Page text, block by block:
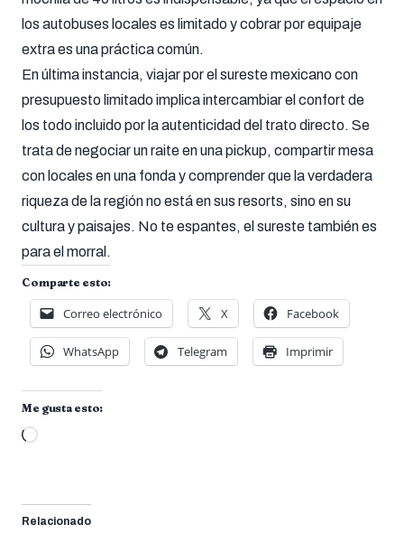
los autobuses locales es limitado y cobrar por equipaje
extra es una práctica común.
En última instancia, viajar por el sureste mexicano con
presupuesto limitado implica intercambiar el confort de
los todo incluido por la autenticidad del trato directo. Se
trata de negociar un raite en una pickup, compartir mesa
con locales en una fonda y comprender que la verdadera
riqueza de la región no está en sus resorts, sino en su
cultura y paisajes. No te espantes, el sureste también es
para el morral.
Comparte esto:
Correo electrónico X Facebook
WhatsApp Telegram Imprimir
Me gusta esto:
Cargando...
Relacionado